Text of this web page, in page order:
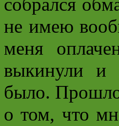
не имею
меня
выкинули и
было.
о том, что